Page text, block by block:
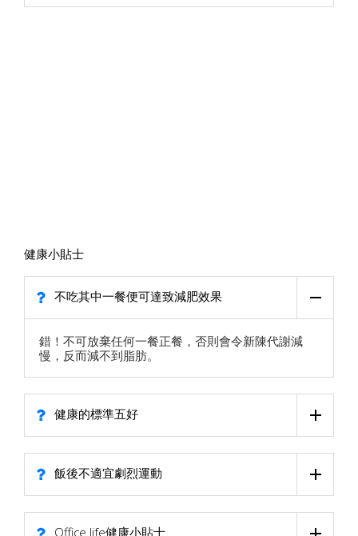
健康小貼士
不吃其中一餐便可達致減肥效果
錯！不可放棄任何一餐正餐，否則會令新陳代謝減
慢，反而減不到脂肪。
健康的標準五好
飯後不適宜劇烈運動
Office life健康小貼士